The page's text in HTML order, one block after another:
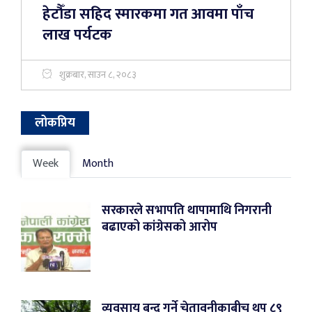
हेटौँडा सहिद स्मारकमा गत आवमा पाँच
लाख पर्यटक
शुक्रबार, साउन ८, २०८३
लोकप्रिय
Week Month
सरकारले सभापति थापामाथि निगरानी
बढाएको कांग्रेसको आरोप